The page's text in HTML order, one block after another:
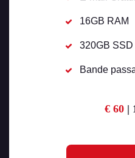
16GB RAM
320GB SSD
Bande
€ 60 |